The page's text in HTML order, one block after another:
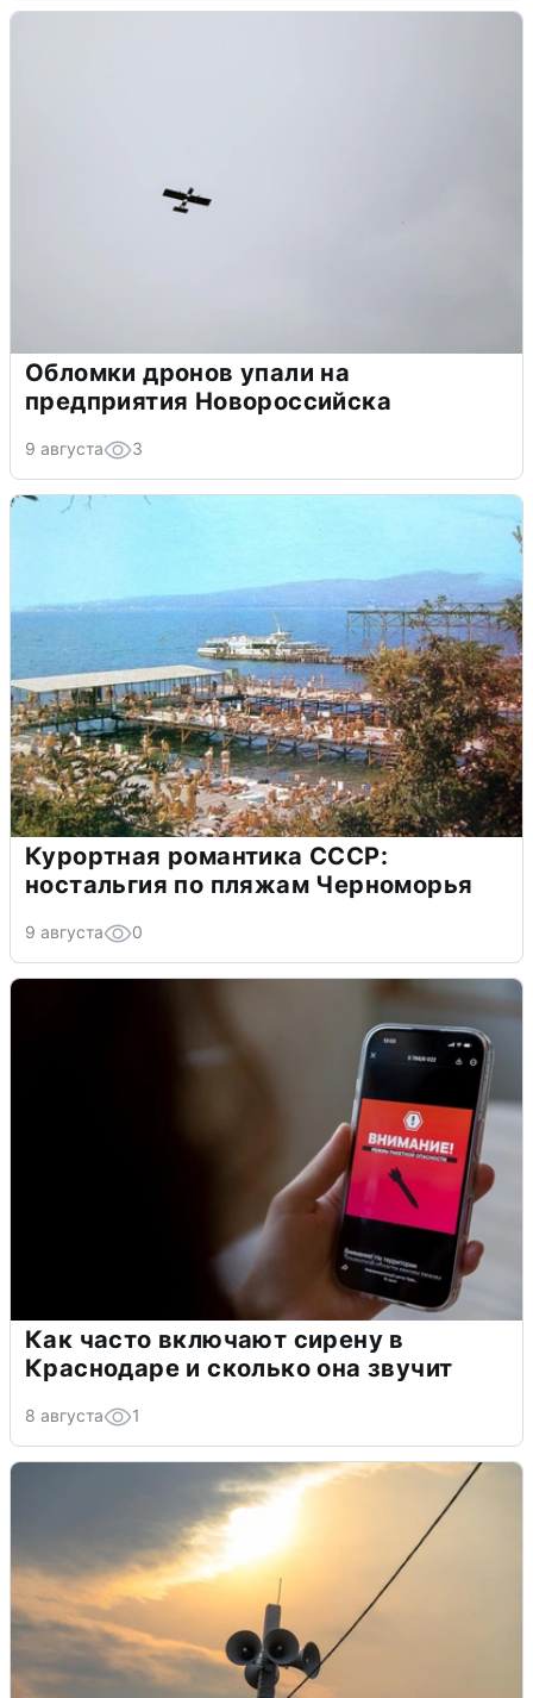
Обломки дронов упали на
предприятия Новороссийска
9 августа 3
Курортная романтика СССР:
ностальгия по пляжам Черноморья
9 августа 0
Как часто включают сирену в
Краснодаре и сколько она звучит
8 августа 1